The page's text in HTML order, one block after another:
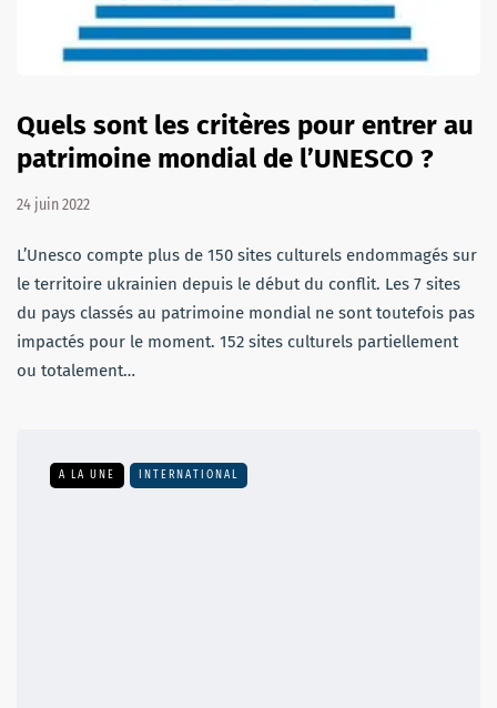
Quels sont les critères pour entrer au
patrimoine mondial de l’UNESCO ?
24 juin 2022
L’Unesco compte plus de 150 sites culturels endommagés sur
le territoire ukrainien depuis le début du conflit. Les 7 sites
du pays classés au patrimoine mondial ne sont toutefois pas
impactés pour le moment. 152 sites culturels partiellement
ou totalement…
A LA UNE INTERNATIONAL